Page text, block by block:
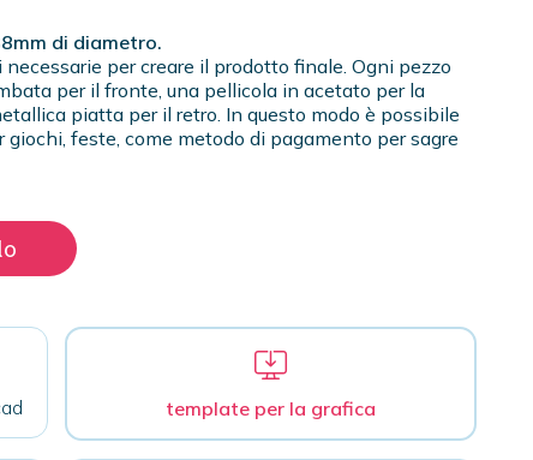
di diametro.
per creare il prodotto finale. Ogni pezzo
per il fronte, una pellicola in acetato per la
piatta per il retro. In questo modo è possibile
feste, come metodo di pagamento per sagre
template per la grafica